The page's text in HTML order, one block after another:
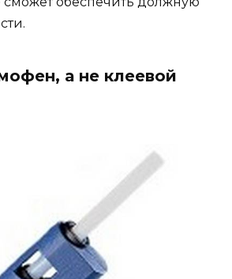
а не клеевой